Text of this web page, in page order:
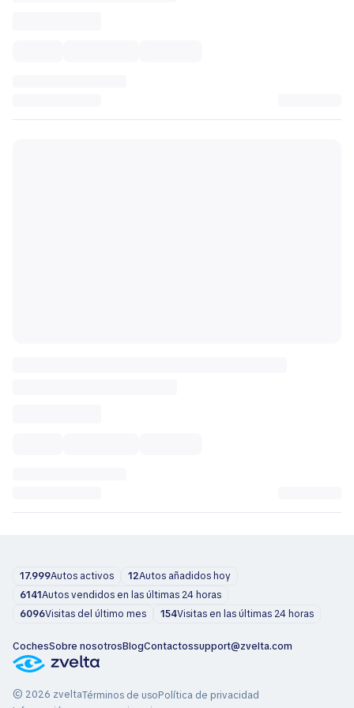
17.999Autos activos 12Autos añadidos hoy
6141Autos vendidos en las últimas 24 horas
6096Visitas del último mes 154Visitas en las últimas 24 horas
CochesSobre nosotrosBlogContactossupport@zvelta.com
© 2026 zveltaTérminos de usoPolítica de privacidad